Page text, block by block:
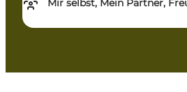
Mir selbst, Mein Partner,